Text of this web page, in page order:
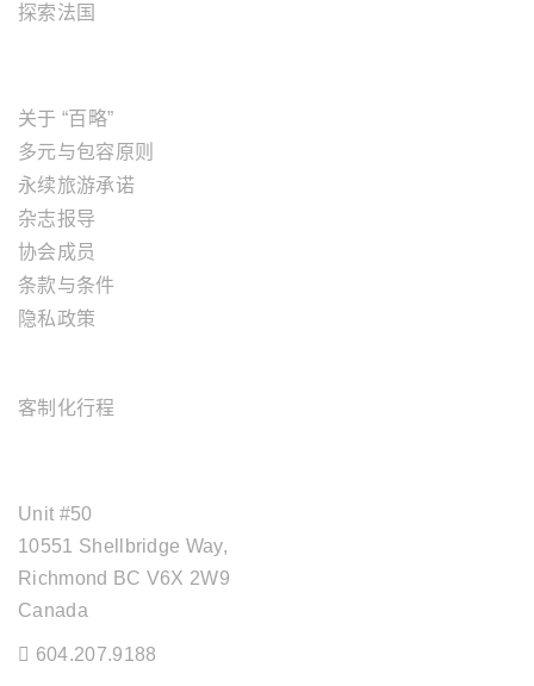
探索法国
关于 “百略”
多元与包容原则
永续旅游承诺
杂志报导
协会成员
条款与条件
隐私政策
客制化行程
Unit #50
10551 Shellbridge Way,
Richmond BC V6X 2W9
Canada
604.207.9188